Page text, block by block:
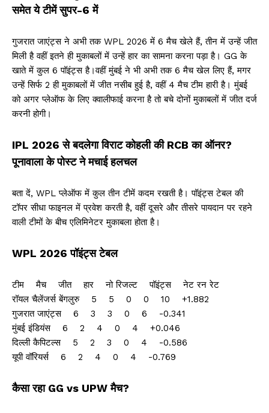
समेत ये टीमें सुपर-6 में
गुजरात जाएंट्स ने अभी तक WPL 2026 में 6 मैच खेले हैं, तीन में उन्हें जीत
मिली है वहीं इतने ही मुकाबलों में उन्हें हार का सामना करना पड़ा है। GG के
खाते में कुल 6 पॉइंट्स है।वहीं मुंबई ने भी अभी तक 6 मैच खेल लिए हैं, मगर
उन्हें सिर्फ 2 ही मुकाबलों में जीत नसीब हुई है, वहीं 4 मैच टीम हारी है। मुंबई
को अगर प्लेऑफ के लिए क्वालीफाई करना है तो बचे दोनों मुकाबलों में जीत दर्ज
करनी होगी।
IPL 2026 से बदलेगा विराट कोहली की RCB का ऑनर?
पूनावाला के पोस्ट ने मचाई हलचल
बता दें, WPL प्लेऑफ में कुल तीन टीमें कदम रखती है। पॉइंट्स टेबल की
टॉपर सीधा फाइनल में प्रवेश करती है, वहीं दूसरे और तीसरे पायदान पर रहने
वाली टीमों के बीच एलिमिनेटर मुकाबला होता है।
WPL 2026 पॉइंट्स टेबल
टीम मैच जीत हार नो रिजल्ट पॉइंट्स नेट रन रेट
रॉयल चैलेंजर्स बेंगलुरु 5 5 0 0 10 +1.882
गुजरात जाएंट्स 6 3 3 0 6 -0.341
मुंबई इंडियंस 6 2 4 0 4 +0.046
दिल्ली कैपिटल्स 5 2 3 0 4 -0.586
यूपी वॉरियर्स 6 2 4 0 4 -0.769
कैसा रहा GG vs UPW मैच?